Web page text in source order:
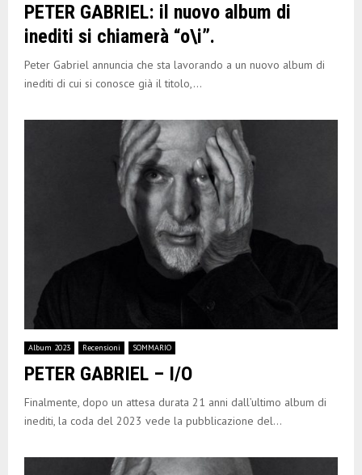
PETER GABRIEL: il nuovo album di
inediti si chiamerà “o\i”.
Peter Gabriel annuncia che sta lavorando a un nuovo album di
inediti di cui si conosce già il titolo,...
Album 2023 Recensioni SOMMARIO
PETER GABRIEL – I/O
Finalmente, dopo un attesa durata 21 anni dall’ultimo album di
inediti, la coda del 2023 vede la pubblicazione del...